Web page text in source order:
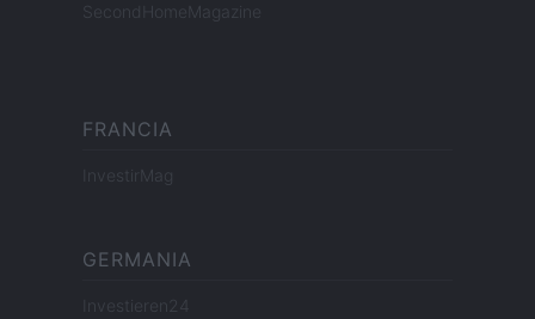
SecondHomeMagazine
FRANCIA
InvestirMag
GERMANIA
Investieren24